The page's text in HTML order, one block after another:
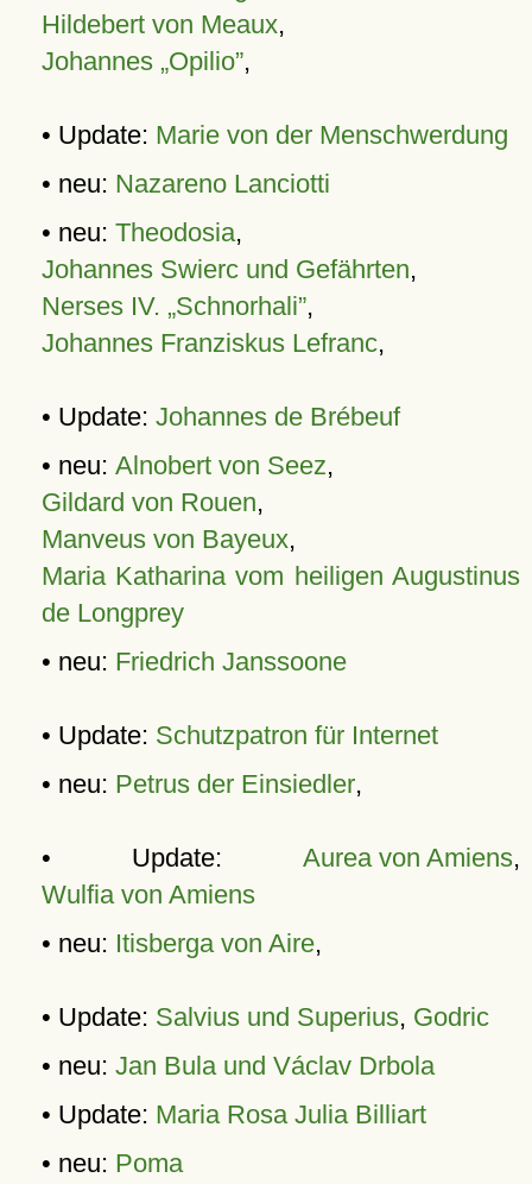
Hildebert von Meaux,
Johannes „Opilio”,
• Update: Marie von der Menschwerdung
• neu: Nazareno Lanciotti
• neu: Theodosia,
Johannes Swierc und Gefährten,
Nerses IV. „Schnorhali”,
Johannes Franziskus Lefranc,
• Update: Johannes de Brébeuf
• neu: Alnobert von Seez,
Gildard von Rouen,
Manveus von Bayeux,
Maria Katharina vom heiligen Augustinus
de Longprey
• neu: Friedrich Janssoone
• Update: Schutzpatron für Internet
• neu: Petrus der Einsiedler,
• Update: Aurea von Amiens,
Wulfia von Amiens
• neu: Itisberga von Aire,
• Update: Salvius und Superius, Godric
• neu: Jan Bula und Václav Drbola
• Update: Maria Rosa Julia Billiart
• neu: Poma